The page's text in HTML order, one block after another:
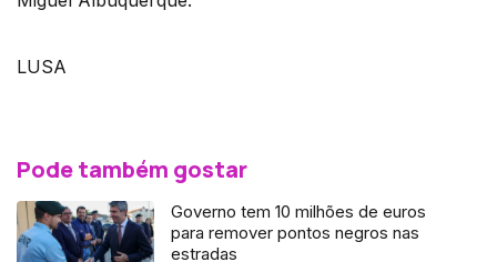
LUSA
Pode também gostar
Governo tem 10 milhões de euros
para remover pontos negros nas
estradas